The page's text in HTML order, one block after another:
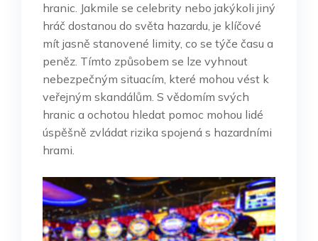
hranic. Jakmile se celebrity nebo jakýkoli jiný
hráč dostanou do světa hazardu, je klíčové
mít jasně stanovené limity, co se týče času a
peněz. Tímto způsobem se lze vyhnout
nebezpečným situacím, které mohou vést k
veřejným skandálům. S vědomím svých
hranic a ochotou hledat pomoc mohou lidé
úspěšně zvládat rizika spojená s hazardními
hrami.